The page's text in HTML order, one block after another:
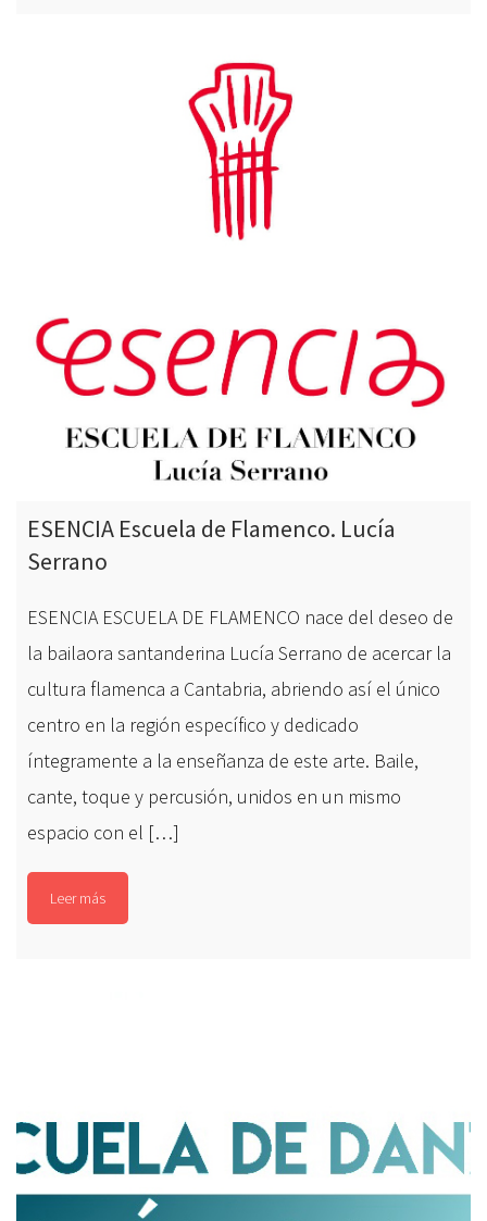
ESENCIA Escuela de Flamenco. Lucía
Serrano
ESENCIA ESCUELA DE FLAMENCO nace del deseo de
la bailaora santanderina Lucía Serrano de acercar la
cultura flamenca a Cantabria, abriendo así el único
centro en la región específico y dedicado
íntegramente a la enseñanza de este arte. Baile,
cante, toque y percusión, unidos en un mismo
espacio con el […]
Leer más